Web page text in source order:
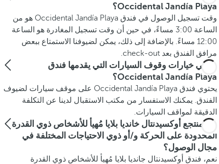
Occidental Jandía Playa؟
وقت تسجيل الوصول في فندق Occidental Jandía Playa هو من
الساعة 3:00 مساءً، في حين أن وقت تسجيل المغادرة هو الساعة
12:00 مساءً. بالإضافة إلى ذلك، يمكن لضيوفنا الاستمتاع ببعض
مرافق الفندق بعد check-out.
ما هي خيارات وقوف السيارات التي يقدمها فندق
Occidental Jandía Playa؟
يحتوي فندق Occidental Jandía Playa على موقف سيارات لضيوف
الفندق. يمكنك الاستفسار من مكتب الاستقبال لدينا عن التكلفة
الدقيقة لمواقف السيارات.
هل منتجع أوكسيدنتال خانديا بلايا مُهيأ للأشخاص ذوي القدرة
المحدودة على الحركة و/أو ذوي الاحتياجات المختلفة في
مجال الوصول؟
نعم، فندق أوكسيدنتال جانديا بلايا مُهيأ للأشخاص ذوي القدرة